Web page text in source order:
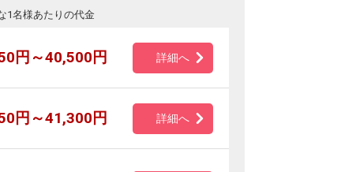
1名様あたりの代金
円～40,500円 詳細へ
円～41,300円 詳細へ